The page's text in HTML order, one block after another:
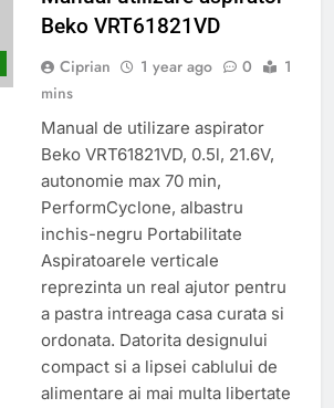
Beko VRT61821VD
Ciprian 1 year ago 0
1
mins
Manual de utilizare aspirator
Beko VRT61821VD, 0.5l, 21.6V,
autonomie max 70 min,
PerformCyclone, albastru
inchis-negru Portabilitate
Aspiratoarele verticale
reprezinta un real ajutor pentru
a pastra intreaga casa curata si
ordonata. Datorita designului
compact si a lipsei cablului de
alimentare ai mai multa libertate